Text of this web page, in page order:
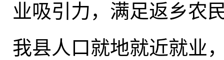
业吸引力，满足返乡农
我县人口就地就近就业